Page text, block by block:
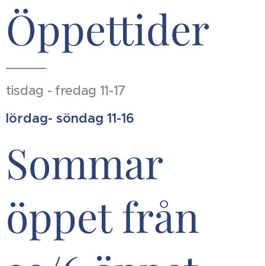
Öppettider
tisdag - fredag 11-17
lördag- söndag 11-16
Sommar
öppet från